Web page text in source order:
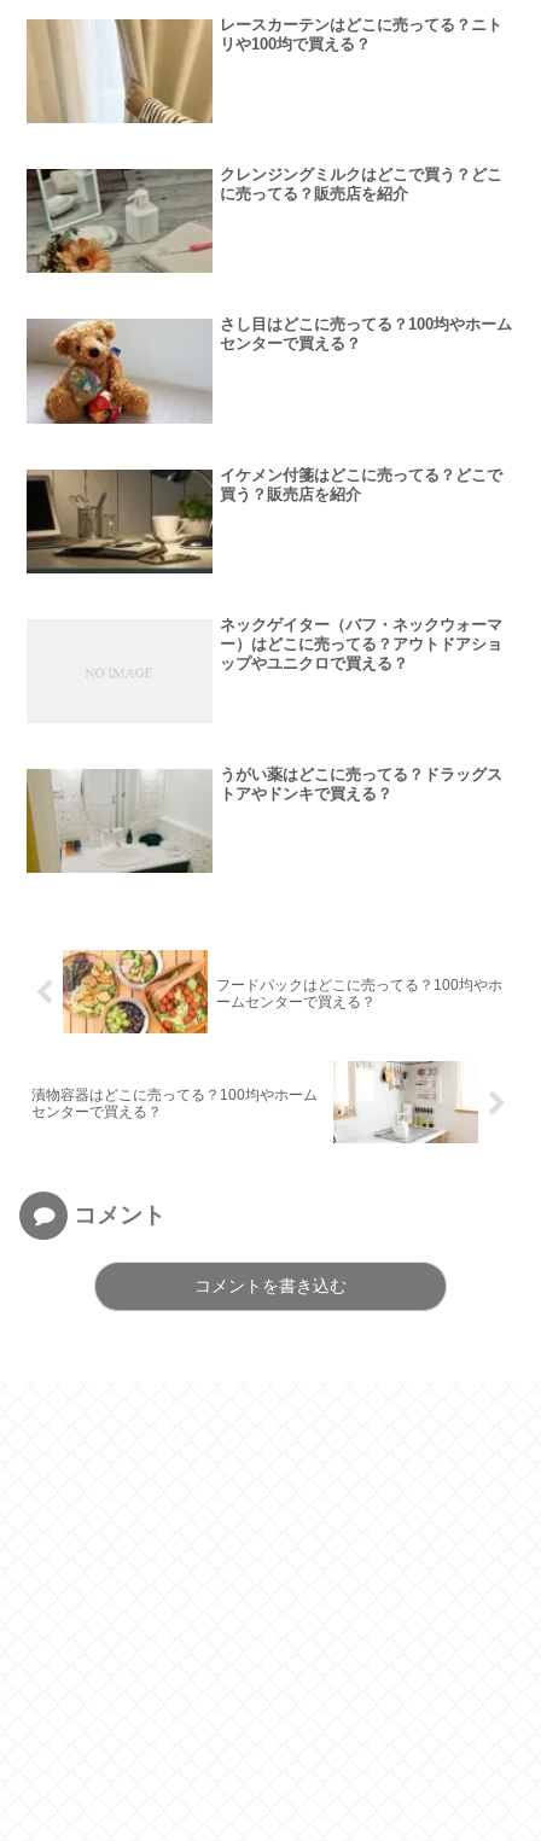
レースカーテンはどこに売ってる？ニト
リや100均で買える？
クレンジングミルクはどこで買う？どこ
に売ってる？販売店を紹介
さし目はどこに売ってる？100均やホーム
センターで買える？
イケメン付箋はどこに売ってる？どこで
買う？販売店を紹介
ネックゲイター（バフ・ネックウォーマ
ー）はどこに売ってる？アウトドアショ
ップやユニクロで買える？
うがい薬はどこに売ってる？ドラッグス
トアやドンキで買える？
フードパックはどこに売ってる？100均やホ
ームセンターで買える？
漬物容器はどこに売ってる？100均やホーム
センターで買える？
コメント
コメントを書き込む